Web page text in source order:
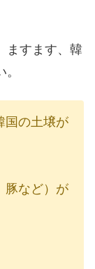
ますます、韓
国の土壌が
豚など）が